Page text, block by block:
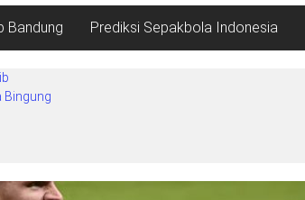
Bandung Prediksi Sepakbola Indonesia
Bingung